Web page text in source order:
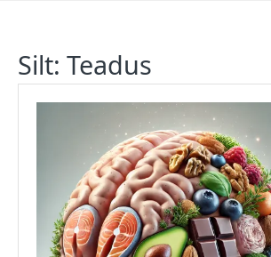
Silt: Teadus